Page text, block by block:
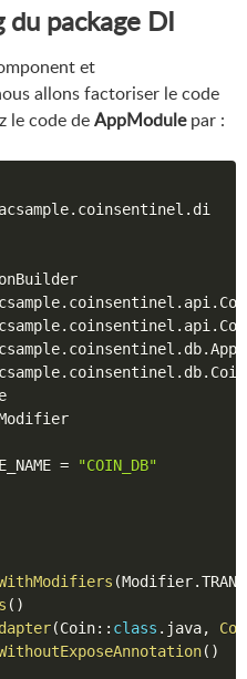
package DI
et
allons factoriser le code
le code deAppModulepar :
. coinsentinel . di
. coinsentinel . api .
. coinsentinel . api .
. coinsentinel . db.
. coinsentinel . db.
= "COIN_DB"
(Modifier.
( )
(Coin:: class . java,
( )